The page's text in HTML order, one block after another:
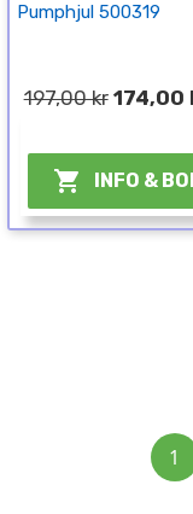
Pumphjul 500319
197,00 kr 174,00
 INFO &
1